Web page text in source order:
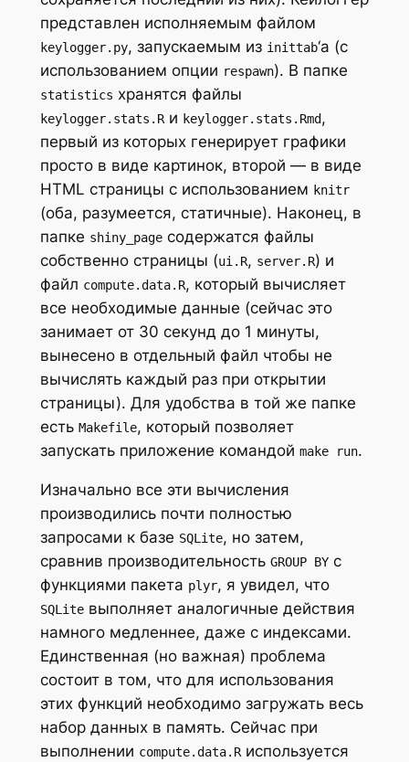
представлен исполняемым файлом
keylogger.py, запускаемым из inittab‘a (с
использованием опции respawn). В папке
statistics хранятся файлы
keylogger.stats.Rи keylogger.stats.Rmd,
первый из которых генерирует графики
просто в виде картинок, второй — в виде
HTML страницы с использованием knitr
(оба, разумеется, статичные). Наконец, в
папке shiny_pageсодержатся файлы
собственно страницы (ui.R, server.R) и
файл compute.data.R, который вычисляет
все необходимые данные (сейчас это
занимает от 30 секунд до 1 минуты,
вынесено в отдельный файл чтобы не
вычислять каждый раз при открытии
страницы). Для удобства в той же папке
есть Makefile, который позволяет
запускать приложение командой make run.
Изначально все эти вычисления
производились почти полностью
запросами к базе SQLite, но затем,
сравнив производительность GROUP BYс
функциями пакета plyr, я увидел, что
SQLiteвыполняет аналогичные действия
намного медленнее, даже с индексами.
Единственная (но важная) проблема
состоит в том, что для использования
этих функций необходимо загружать весь
набор данных в память. Сейчас при
выполнении compute.data.Rиспользуется